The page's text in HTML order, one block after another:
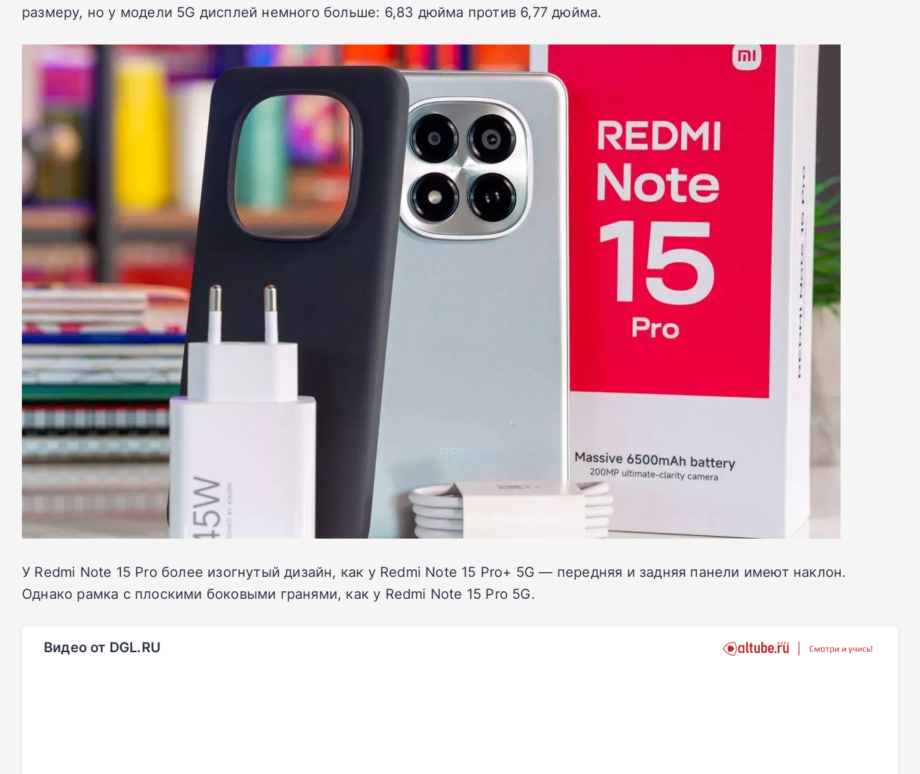
размеру, но у модели 5G дисплей немного больше: 6,83 дюйма против 6,77 дюйма.
У Redmi Note 15 Pro более изогнутый дизайн, как у Redmi Note 15 Pro+ 5G — передняя и задняя панели имеют наклон.
Однако рамка с плоскими боковыми гранями, как у Redmi Note 15 Pro 5G.
Видео от DGL.RU